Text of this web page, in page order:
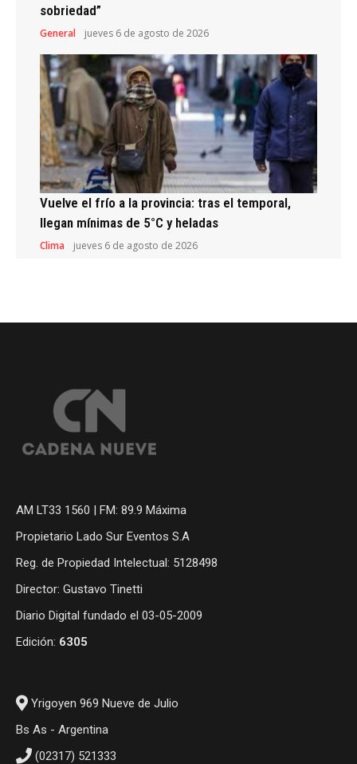
sobriedad”
General jueves 6 de agosto de 2026
Vuelve el frío a la provincia: tras el temporal,
llegan mínimas de 5°C y heladas
Clima jueves 6 de agosto de 2026
AM LT33 1560 | FM: 89.9 Máxima
Propietario Lado Sur Eventos S.A
Reg. de Propiedad Intelectual: 5128498
Director: Gustavo Tinetti
Diario Digital fundado el 03-05-2009
Edición: 6305
Yrigoyen 969 Nueve de Julio
Bs As - Argentina
(02317) 521333